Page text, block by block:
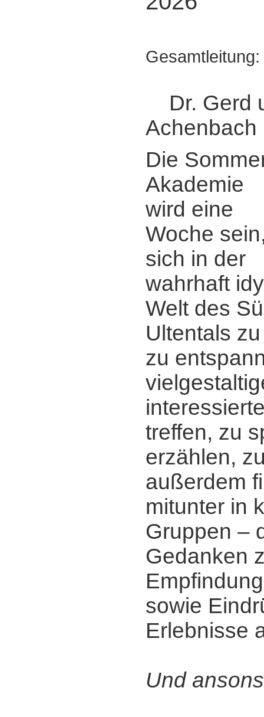
Gesamtleitung:
Dr. Gerd
Achenbach
Die
Akademie
wird eine
Woche
sich in der
wahrhaft
Welt des
Ultentals
zu
treffen, zu
erzählen,
außerdem
mitunter in
Gruppen ‒
Gedanken
sowie
Erlebnisse
Und